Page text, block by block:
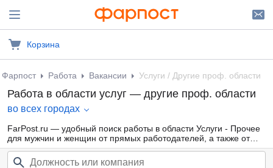
Корзина
Фарпост Работа Вакансии Услуги / Другие проф. области
Работа в области услуг — другие проф. области
во всех городах
FarPost.ru — удобный поиск работы в области Услуги - Прочее
для мужчин и женщин от прямых работодателей, а также от
кадровых агентств. Свежие вакансии каждый день.